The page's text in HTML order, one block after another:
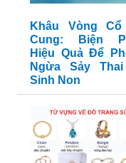
Khâu Vòng
Cung: Biện
Hiệu Quả Để
Ngừa Sảy
Sinh Non